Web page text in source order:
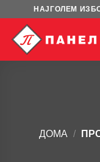
content
НАЈГОЛЕМ
ДОМА /